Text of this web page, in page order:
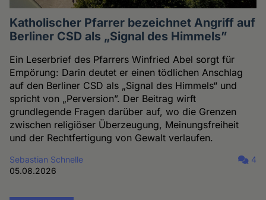
Katholischer Pfarrer bezeichnet Angriff auf
Berliner CSD als „Signal des Himmels”
Ein Leserbrief des Pfarrers Winfried Abel sorgt für
Empörung: Darin deutet er einen tödlichen Anschlag
auf den Berliner CSD als „Signal des Himmels“ und
spricht von „Perversion”. Der Beitrag wirft
grundlegende Fragen darüber auf, wo die Grenzen
zwischen religiöser Überzeugung, Meinungsfreiheit
und der Rechtfertigung von Gewalt verlaufen.
Sebastian Schnelle
05.08.2026
4